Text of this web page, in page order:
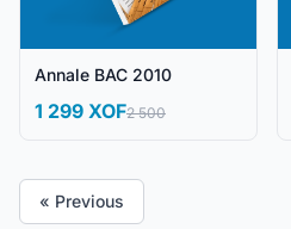
Annale BAC 2010
1 299 XOF2 500
« Previous